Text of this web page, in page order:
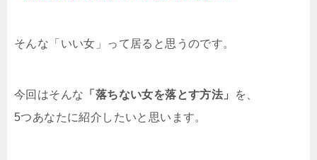
そんな「いい女」って居ると思うのです。
今回はそんな 「落ちない女を落とす方法」
を、
5つあなたに紹介したいと思います。